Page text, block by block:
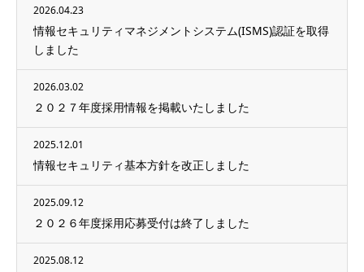
2026.04.23
情報セキュリティマネジメントシステム(ISMS)認証を取得
しました
2026.03.02
２０２７年度採用情報を掲載いたしました
2025.12.01
情報セキュリティ基本方針を改正しました
2025.09.12
２０２６年度採用応募受付は終了しました
2025.08.12